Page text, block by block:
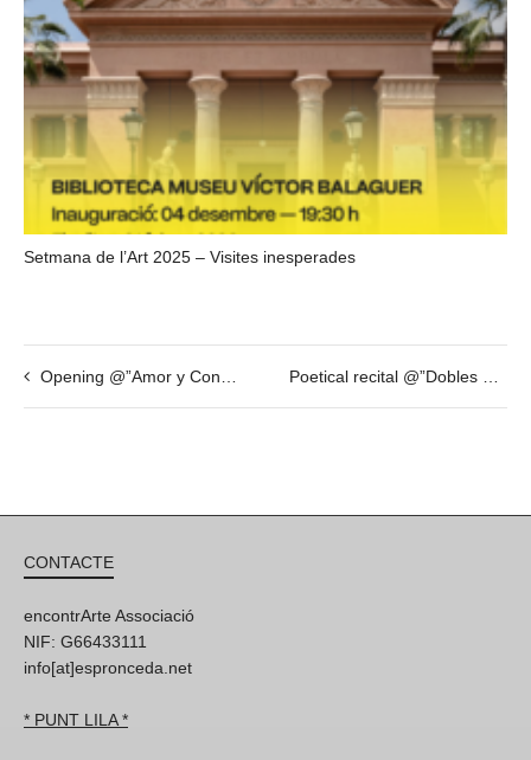
Setmana de l’Art 2025 – Visites inesperades
Opening @”Amor y Control” per Ricardo Betancourt – 4 de Març – 19h30
CONTACTE
encontrArte Associació
NIF: G66433111
info[at]espronceda.net
* PUNT LILA *